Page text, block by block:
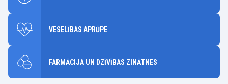
VESELĪBAS APRŪPE
FARMĀCIJA UN DZĪVĪBAS ZINĀTNES